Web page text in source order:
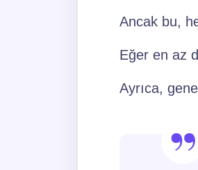
Ancak bu,
Eğer en az
Ayrıca,